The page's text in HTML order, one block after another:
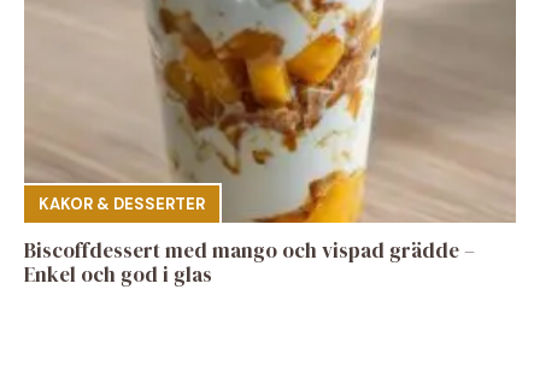
KAKOR & DESSERTER
Biscoffdessert med mango och vispad grädde –
Enkel och god i glas